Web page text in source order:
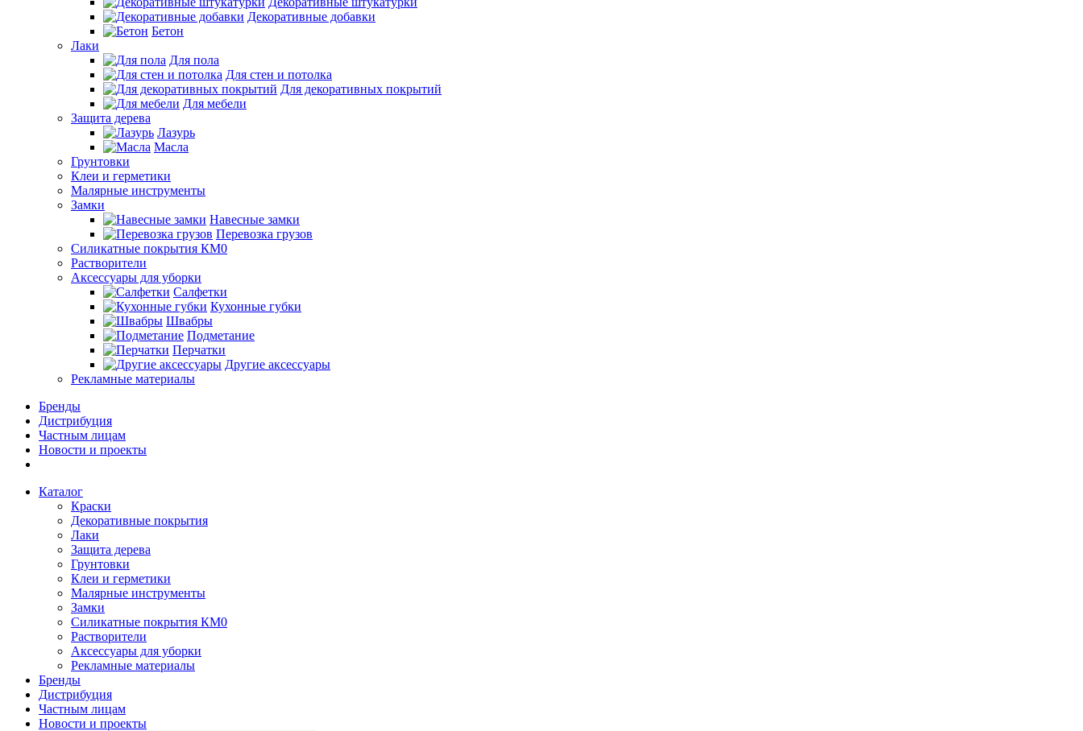
Декоративные добавки
Бетон
Лаки
Для пола
Для стен и потолка
Для декоративных покрытий
Для мебели
Защита дерева
Лазурь
Масла
Грунтовки
Клеи и герметики
Малярные инструменты
Замки
Навесные замки
Перевозка грузов
Силикатные покрытия КМ0
Растворители
Аксессуары для уборки
Салфетки
Кухонные губки
Швабры
Подметание
Перчатки
Другие аксессуары
Рекламные материалы
Бренды
Дистрибуция
Частным лицам
Новости и проекты
Каталог
Краски
Декоративные покрытия
Лаки
Защита дерева
Грунтовки
Клеи и герметики
Малярные инструменты
Замки
Силикатные покрытия КМ0
Растворители
Аксессуары для уборки
Рекламные материалы
Бренды
Дистрибуция
Частным лицам
Новости и проекты